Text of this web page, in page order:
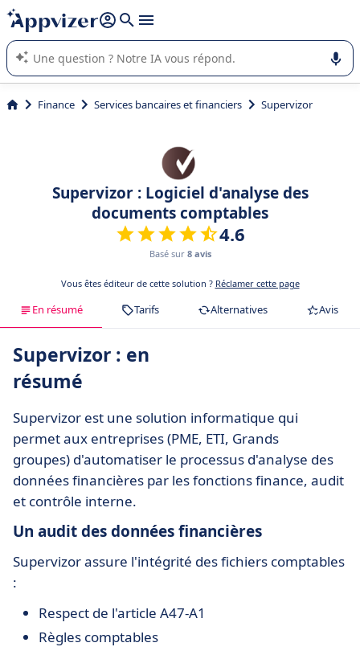
répondre (plusieurs lignes avec
L'IA de Appvizer vous guide dans l'utilisation ou la sélection de
logiciel SaaS en entreprise.
Finance Services bancaires et financiers Supervizor
Supervizor : Logiciel d'analyse des
documents comptables
4.6
Basé sur 8 avis
Vous êtes éditeur de cette solution ? Réclamer cette page
En résumé Tarifs Alternatives Avis
Supervizor : en
résumé
Supervizor est une solution informatique qui
permet aux entreprises (PME, ETI, Grands
groupes) d'automatiser le processus d'analyse des
données financières par les fonctions finance, audit
et contrôle interne.
Un audit des données financières
Supervizor assure l'intégrité des fichiers comptables
:
Respect de l'article A47-A1
Règles comptables